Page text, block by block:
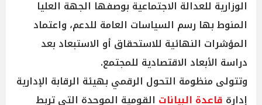
الوزارية للعدالة الاجتماعية بوصفها الجهة العليا
المنوط بها رسم السياسات العامة للدعم، واعتماد
المؤشرات النهائية للاستحقاق أو الاستبعاد بعد
دراسة الأبعاد الاقتصادية للمجتمع.
وتتولى منظومة التحول الرقمي بهيئة الرقابة الإدارية
إدارة قاعدة البيانات القومية الموحدة التي تربط